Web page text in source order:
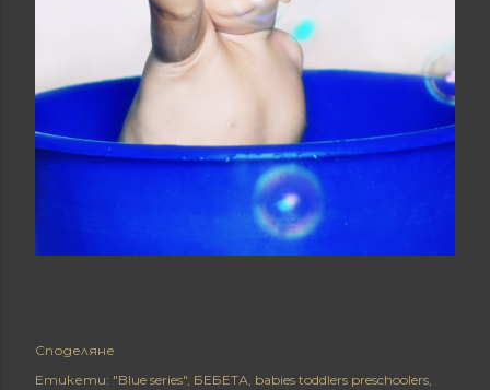
Споделяне
Етикети: "Blue series" БЕБЕТА babies toddlers preschoolers